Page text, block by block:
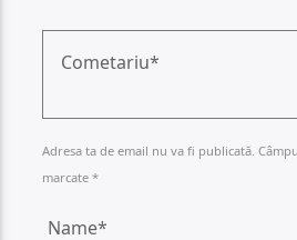
Adresa ta de email nu va fi publicată.
marcate *